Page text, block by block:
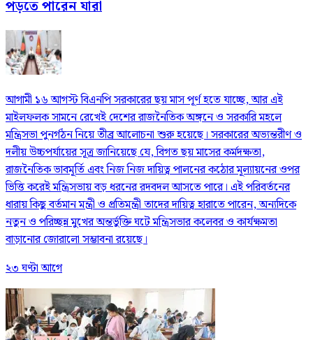
পড়তে পারেন যারা
আগামী ১৬ আগস্ট বিএনপি সরকারের ছয় মাস পূর্ণ হতে যাচ্ছে, আর এই
মাইলফলক সামনে রেখেই দেশের রাজনৈতিক অঙ্গনে ও সরকারি মহলে
মন্ত্রিসভা পুনর্গঠন নিয়ে তীব্র আলোচনা শুরু হয়েছে। সরকারের অভ্যন্তরীণ ও
দলীয় উচ্চপর্যায়ের সূত্র জানিয়েছে যে, বিগত ছয় মাসের কর্মদক্ষতা,
রাজনৈতিক ভাবমূর্তি এবং নিজ নিজ দায়িত্ব পালনের কঠোর মূল্যায়নের ওপর
ভিত্তি করেই মন্ত্রিসভায় বড় ধরনের রদবদল আসতে পারে। এই পরিবর্তনের
ধারায় কিছু বর্তমান মন্ত্রী ও প্রতিমন্ত্রী তাদের দায়িত্ব হারাতে পারেন, অন্যদিকে
নতুন ও পরিচ্ছন্ন মুখের অন্তর্ভুক্তি ঘটে মন্ত্রিসভার কলেবর ও কার্যক্ষমতা
বাড়ানোর জোরালো সম্ভাবনা রয়েছে।
২৩ ঘণ্টা আগে